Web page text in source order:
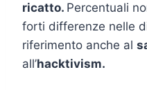
ricatto. Percentuali
forti differenze nelle
riferimento anche al
all’hacktivism.